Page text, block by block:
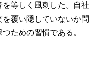
等しく風刺した。自社
覆い隠していないか問
ための習慣である。